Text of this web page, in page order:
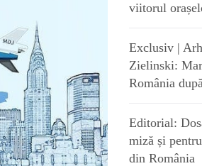
viitorul
Exclusiv |
Zielinski:
România
Editorial:
miză și
din România